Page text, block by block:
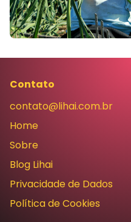
Contato
contato@lihai.com.br
Home
Sobre
Blog Lihai
Privacidade de Dados
Política de Cookies